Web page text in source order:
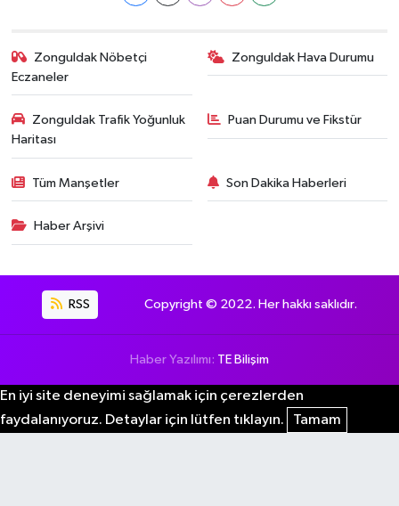
Zonguldak Nöbetçi
Eczaneler
Zonguldak Hava Durumu
Zonguldak Trafik Yoğunluk
Haritası
Puan Durumu ve Fikstür
Tüm Manşetler Son Dakika Haberleri
Haber Arşivi
RSS Copyright © 2022. Her hakkı saklıdır.
Haber Yazılımı: TE Bilişim
En iyi site deneyimi sağlamak için çerezlerden
faydalanıyoruz. Detaylar için lütfen tıklayın.
Tamam